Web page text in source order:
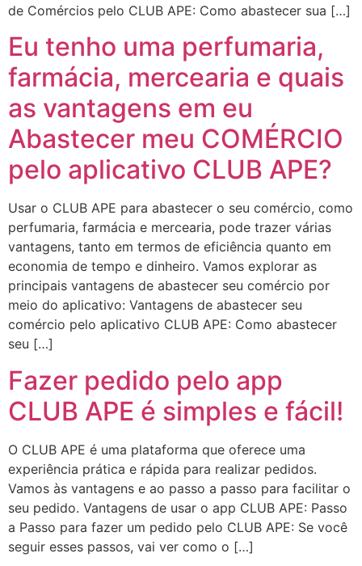
de Comércios pelo CLUB APE: Como abastecer sua […]
Eu tenho uma perfumaria,
farmácia, mercearia e quais
as vantagens em eu
Abastecer meu COMÉRCIO
pelo aplicativo CLUB APE?
Usar o CLUB APE para abastecer o seu comércio, como
perfumaria, farmácia e mercearia, pode trazer várias
vantagens, tanto em termos de eficiência quanto em
economia de tempo e dinheiro. Vamos explorar as
principais vantagens de abastecer seu comércio por
meio do aplicativo: Vantagens de abastecer seu
comércio pelo aplicativo CLUB APE: Como abastecer
seu […]
Fazer pedido pelo app
CLUB APE é simples e fácil!
O CLUB APE é uma plataforma que oferece uma
experiência prática e rápida para realizar pedidos.
Vamos às vantagens e ao passo a passo para facilitar o
seu pedido. Vantagens de usar o app CLUB APE: Passo
a Passo para fazer um pedido pelo CLUB APE: Se você
seguir esses passos, vai ver como o […]